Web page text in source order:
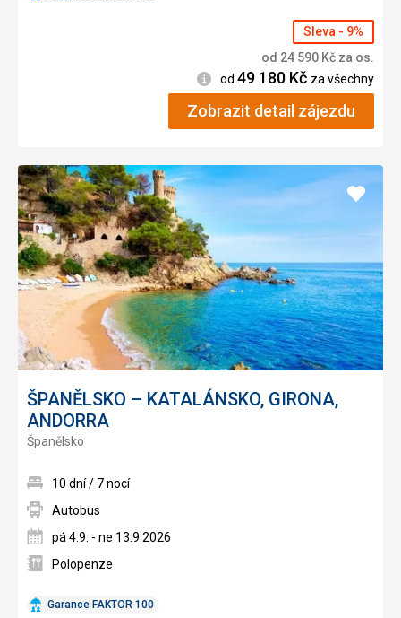
Sleva - 9%
od 24 590 Kč za os.
Informace
od 49 180 Kč za všechny
Zobrazit detail zájezdu
ŠPANĚLSKO – KATALÁNSKO, GIRONA,
ANDORRA
Španělsko
Přidat
Garance FAKTOR 100
10 dní / 7 nocí
Autobus
pá 4.9. - ne 13.9.2026
Polopenze